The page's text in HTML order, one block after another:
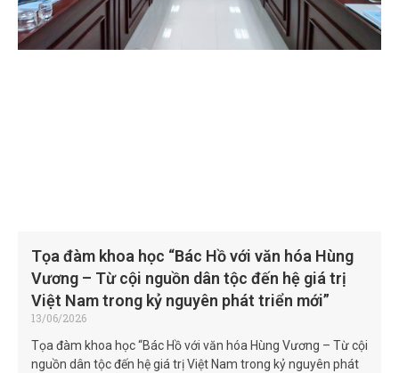
Tọa đàm khoa học “Bác Hồ với văn hóa Hùng
Vương – Từ cội nguồn dân tộc đến hệ giá trị
Việt Nam trong kỷ nguyên phát triển mới”
13/06/2026
Tọa đàm khoa học “Bác Hồ với văn hóa Hùng Vương – Từ cội
nguồn dân tộc đến hệ giá trị Việt Nam trong kỷ nguyên phát